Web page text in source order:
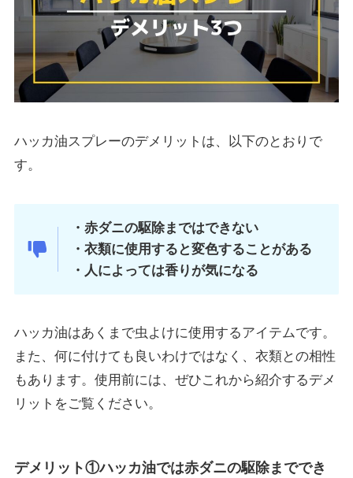
ハッカ油スプレーのデメリットは、以下のとおりで
す。
・赤ダニの駆除まではできない
・衣類に使用すると変色することがある
・人によっては香りが気になる
ハッカ油はあくまで虫よけに使用するアイテムです。
また、何に付けても良いわけではなく、衣類との相性
もあります。使用前には、ぜひこれから紹介するデメ
リットをご覧ください。
デメリット①ハッカ油では赤ダニの駆除まででき